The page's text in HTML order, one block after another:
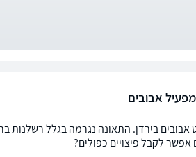
אבובים
בירדן. התאונה נגרמה בגלל רשלנות
לקבל פיצויים כפולים?